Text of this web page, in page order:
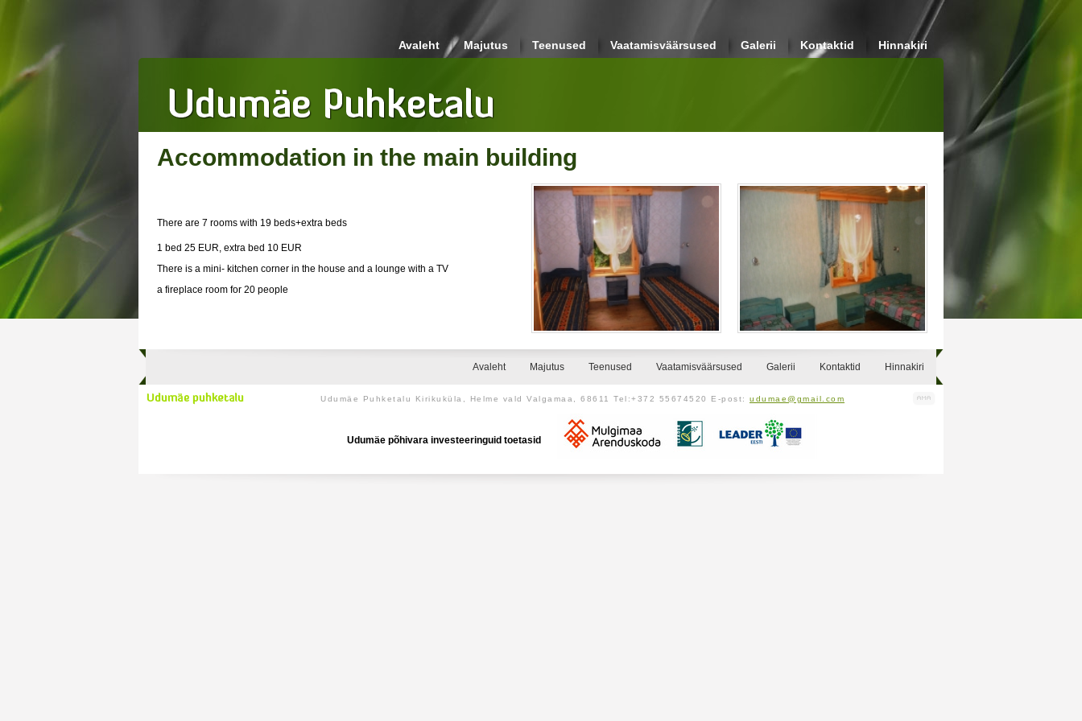
Avaleht Majutus Teenused Vaatamisväärsused Galerii Kontaktid Hinnakiri
Accommodation in the main building
There are 7 rooms with 19 beds+extra beds
1 bed 25 EUR, extra bed 10 EUR
There is a mini- kitchen corner in the house and a lounge with a TV
a fireplace room for 20 people
Avaleht Majutus Teenused Vaatamisväärsused Galerii Kontaktid Hinnakiri
Udumäe Puhketalu Kirikuküla, Helme vald Valgamaa, 68611 Tel:+372 55674520 E-post: udumae@gmail.com
Udumäe põhivara investeeringuid toetasid